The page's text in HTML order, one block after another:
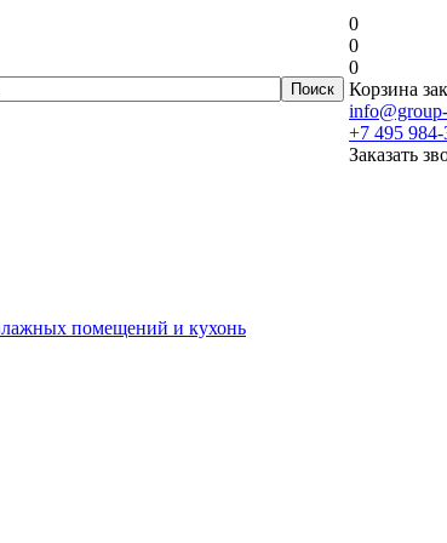
0
0
0
Корзина
+7 495
Заказать
помещений и кухонь